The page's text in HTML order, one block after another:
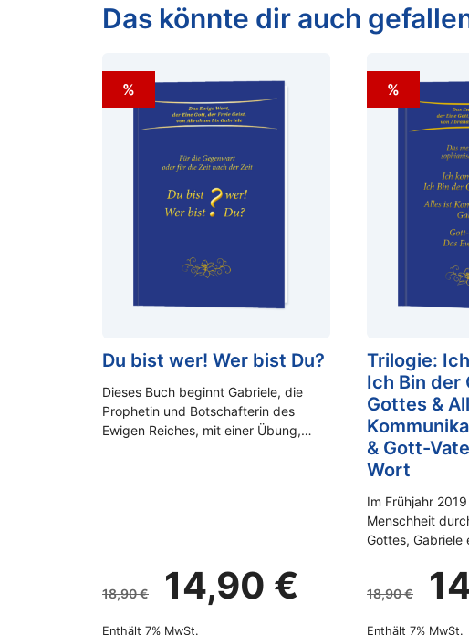
Das könnte dir auch
%
Du bist wer! Wer bist Du?
Dieses Buch beginnt Gabriele, die
Prophetin und Botschafterin des
Ewigen Reiches, mit einer Übung,…
18,90€
Ursprünglicher
Preis
war:
14,90 €
Enthält 7% MwSt.
%
Trilogie:
Ich Bin der
Gottes &
& Gott-
Wort
Im Frühjahr
Menschheit
Gottes,
18,90€
war:
Enthält 7% MwSt.